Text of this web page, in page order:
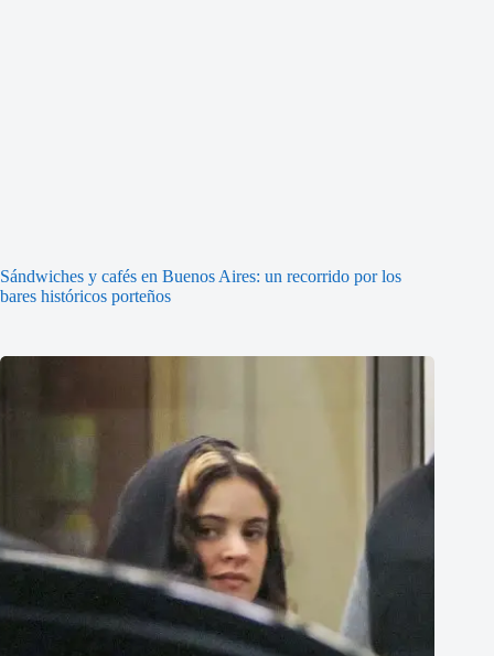
Sándwiches y cafés en Buenos Aires: un recorrido por los
bares históricos porteños